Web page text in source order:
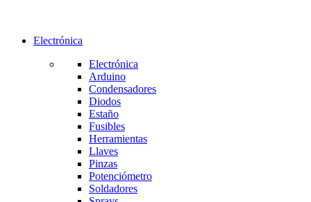
Electrónica
Electrónica
Arduino
Condensadores
Diodos
Estaño
Fusibles
Herramientas
Llaves
Pinzas
Potenciómetro
Soldadores